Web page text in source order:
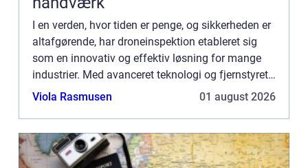
I en verden, hvor tiden er penge, og sikkerheden er
altafgørende, har droneinspektion etableret sig
som en innovativ og effektiv løsning for mange
industrier. Med avanceret teknologi og fjernstyret
manøvredygtighed kan droner udføre inspektioner
Viola Rasmusen 01 august 2026